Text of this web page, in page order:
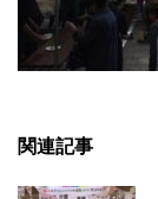
関連記事